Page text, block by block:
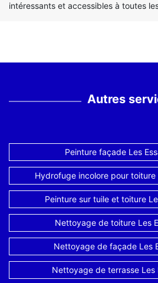
intéressants et accessibles à toutes
Autres
Peinture façade Les
Hydrofuge incolore pour toiture
Peinture sur tuile et toiture
Nettoyage de toiture Les
Nettoyage de façade Les
Nettoyage de terrasse Les